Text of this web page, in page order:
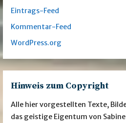
Eintrags-Feed
Kommentar-Feed
WordPress.org
Hinweis zum Copyright
Alle hier vorgestellten Texte,
das geistige Eigentum von